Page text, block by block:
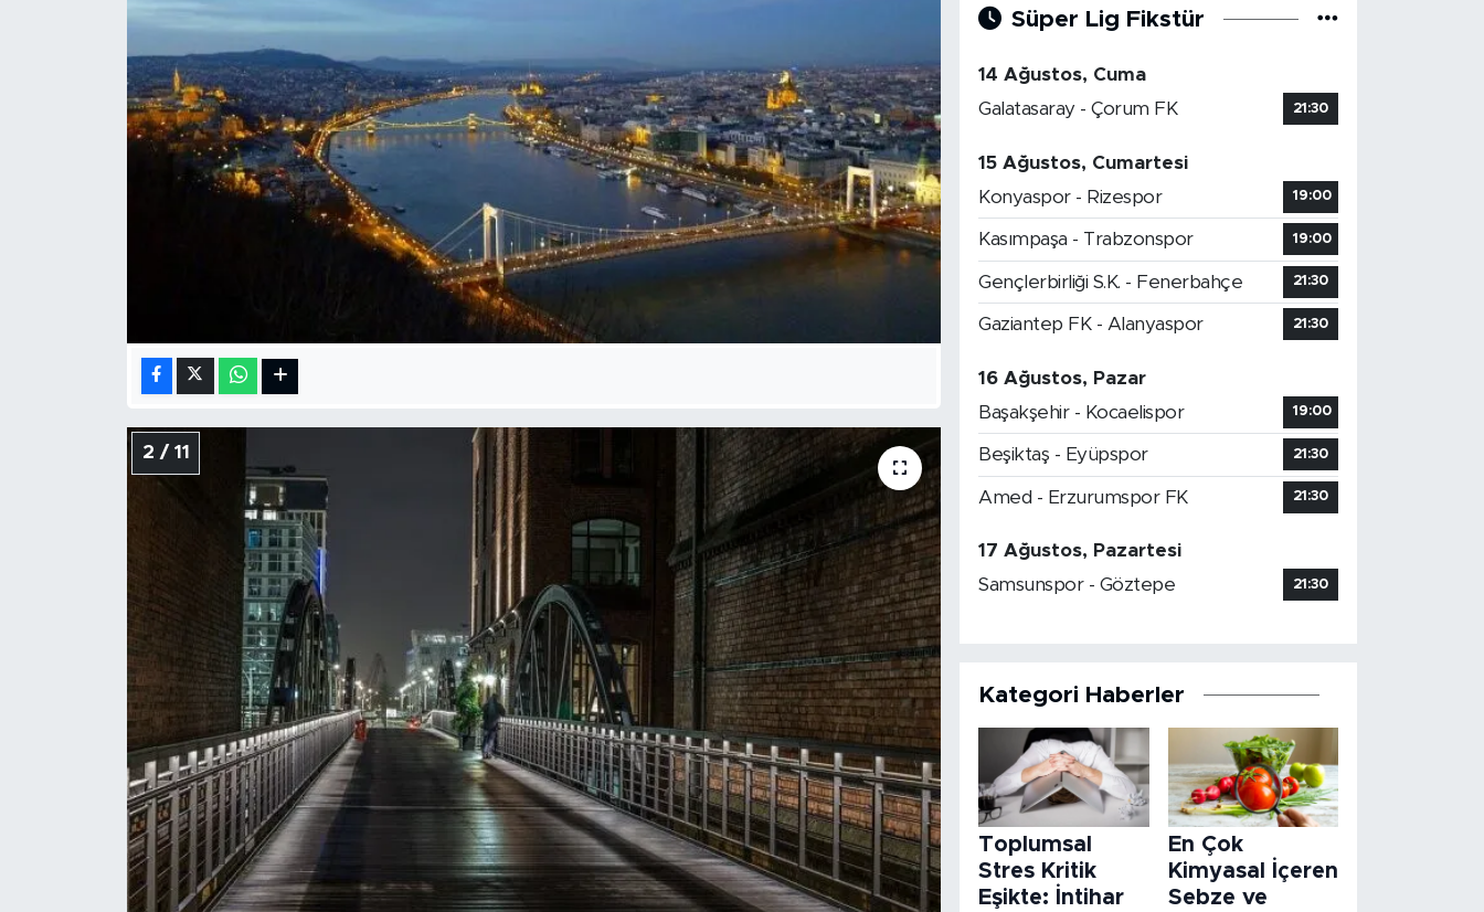
2 / 11
Süper Lig Fikstür
14 Ağustos, Cuma
Galatasaray - Çorum FK
21:30
15 Ağustos, Cumartesi
Konyaspor - Rizespor
19:00
Kasımpaşa - Trabzonspor 19:00
Gençlerbirliği S.K. - Fenerbahçe 21:30
Gaziantep FK - Alanyaspor 21:30
16 Ağustos, Pazar
Başakşehir - Kocaelispor
19:00
Beşiktaş - Eyüpspor 21:30
Amed - Erzurumspor FK 21:30
17 Ağustos, Pazartesi
Samsunspor - Göztepe
21:30
Kategori Haberler
Toplumsal
Stres Kritik
Eşikte: İntihar
En Çok
Kimyasal İçeren
Sebze ve
KÜLTÜR SANAT
SİYASET
FOTO GALERİ
VİDEOLAR
ALINTI YAZARLAR
SOSYAL MEDYA